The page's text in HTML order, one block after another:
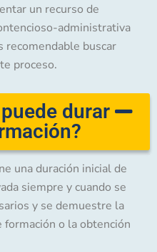
un recurso de
administrativa
recomendable buscar
proceso.
durar
una duración inicial de
siempre y cuando se
y se demuestre la
o la obtención